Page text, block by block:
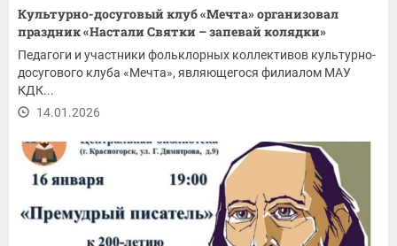
Культурно-досуговый клуб «Мечта» организовал
праздник «Настали Святки – запевай колядки»
Педагоги и участники фольклорных коллективов культурно-
досугового клуба «Мечта», являющегося филиалом МАУ
КДК...
14.01.2026